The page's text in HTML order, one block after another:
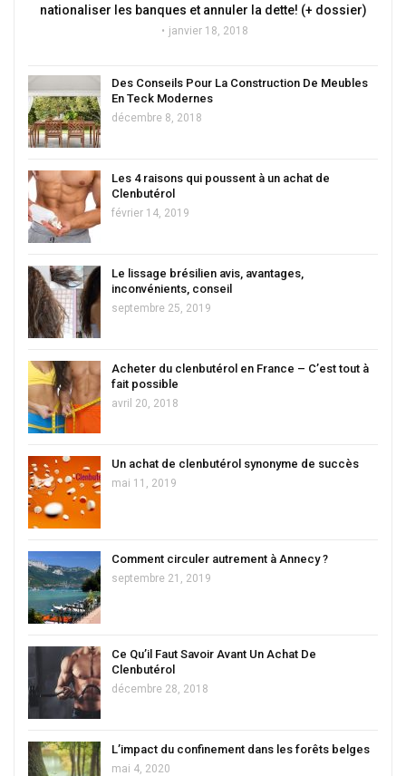
nationaliser les banques et annuler la dette! (+ dossier)
janvier 18, 2018
Des Conseils Pour La Construction De Meubles
En Teck Modernes
décembre 8, 2018
Les 4 raisons qui poussent à un achat de
Clenbutérol
février 14, 2019
Le lissage brésilien avis, avantages,
inconvénients, conseil
septembre 25, 2019
Acheter du clenbutérol en France – C’est tout à
fait possible
avril 20, 2018
Un achat de clenbutérol synonyme de succès
mai 11, 2019
Comment circuler autrement à Annecy ?
septembre 21, 2019
Ce Qu’il Faut Savoir Avant Un Achat De
Clenbutérol
décembre 28, 2018
L’impact du confinement dans les forêts belges
mai 4, 2020